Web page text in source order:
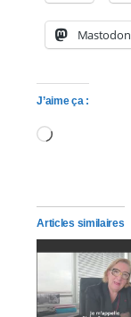
Mastodon
J’aime ça :
Articles similaires